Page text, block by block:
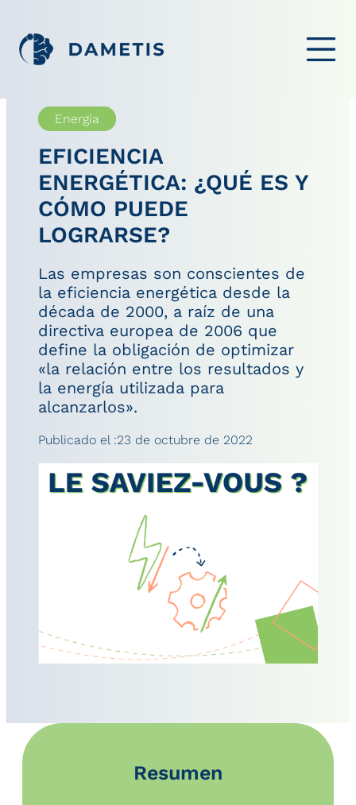
ABRIR EL
Energía
EFICIENCIA
ENERGÉTICA: ¿QUÉ ES Y
CÓMO PUEDE
LOGRARSE?
Las empresas son conscientes de
la eficiencia energética desde la
década de 2000, a raíz de una
directiva europea de 2006 que
define la obligación de optimizar
«la relación entre los resultados y
la energía utilizada para
alcanzarlos».
Publicado el :23 de octubre de 2022
Resumen